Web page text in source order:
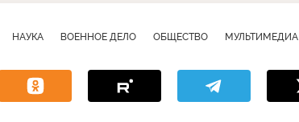
НАУКА ВОЕННОЕ ДЕЛО ОБЩЕСТВО МУЛЬТИМЕДИА